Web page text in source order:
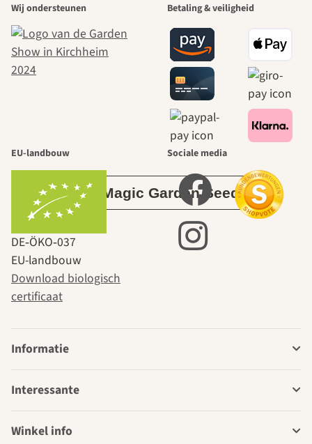
mooiste paden
naar onszelf
leidt door de
tuin.
Over Magic Garden Seeds
Wij ondersteunen Betaling & veiligheid
EU-landbouw
DE‑ÖKO‑037
EU-landbouw
Download biologisch
certificaat
Sociale media
Informatie
Interessante
Winkel info